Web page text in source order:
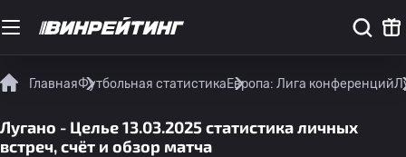
ГлавнаяФутбольная статистикаЕвропа: Лига конференций
Лугано - Целье 13.03.2025 статистика личных
встреч, счёт и обзор матча